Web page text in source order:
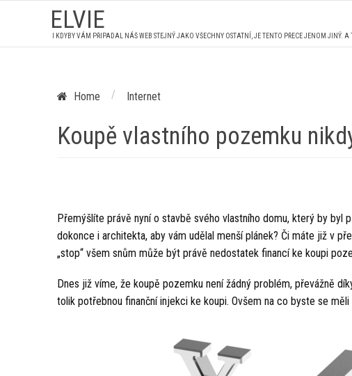
ELVIE
I KDYBY VÁM PŘIPADAL NÁŠ WEB STEJNÝ JAKO VŠECHNY OSTATNÍ, JE TENTO PŘECE JENOM JINÝ.
Home / Internet
Koupě vlastního pozemku
Přemýšlíte právě nyní o stavbě svého vlastního domu, který by byl
dokonce i architekta, aby vám udělal menší plánek? Či máte již v
„stop“ všem snům může být právě nedostatek financí ke koupi
Dnes již víme, že koupě pozemku není žádný problém, převážně
tolik potřebnou finanční injekci ke koupi. Ovšem na co byste se